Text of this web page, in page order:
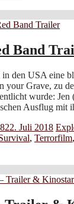
Band
den USA eine
your Grave, zu
wurde:
Ausflug mit
22. Juli 2018
, Terrorfilm,